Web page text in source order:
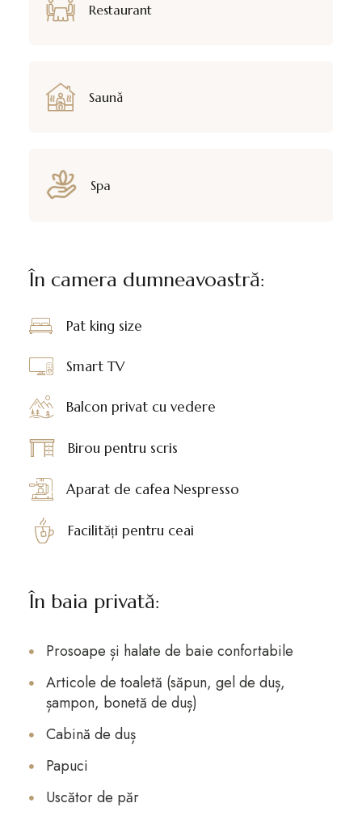
Restaurant
Saună
Spa
În camera dumneavoastră:
Pat king size
Smart TV
Balcon privat cu vedere
Birou pentru scris
Aparat de cafea Nespresso
Facilități pentru ceai
În baia privată:
Prosoape și halate de baie confortabile
Articole de toaletă (săpun, gel de duș,
șampon, bonetă de duș)
Cabină de duș
Papuci
Uscător de păr